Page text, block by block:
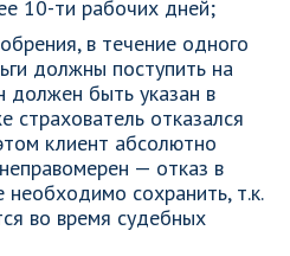
10-ти рабочих дней;
в течение одного
должны поступить на
должен быть указан в
страхователь отказался
клиент абсолютно
— отказ в
сохранить, т.к.
во время судебных